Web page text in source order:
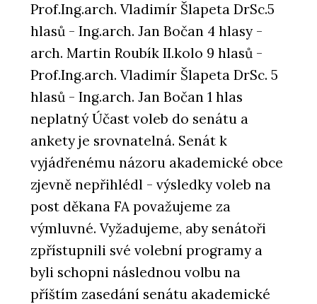
Prof.Ing.arch. Vladimír Šlapeta DrSc.5
hlasů - Ing.arch. Jan Bočan 4 hlasy -
arch. Martin Roubík II.kolo 9 hlasů -
Prof.Ing.arch. Vladimír Šlapeta DrSc. 5
hlasů - Ing.arch. Jan Bočan 1 hlas
neplatný Účast voleb do senátu a
ankety je srovnatelná. Senát k
vyjádřenému názoru akademické obce
zjevně nepřihlédl - výsledky voleb na
post děkana FA považujeme za
výmluvné. Vyžadujeme, aby senátoři
zpřístupnili své volební programy a
byli schopni následnou volbu na
příštím zasedání senátu akademické